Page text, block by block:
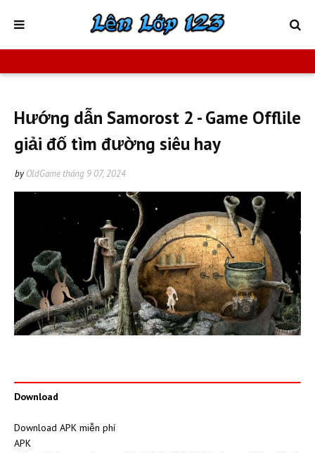
Hướng dẫn Samorost 2 - Game Offlile
giải đố tìm đường siêu hay
by OldGame tháng 9 07, 2024
Download
Download APK miễn phí
APK